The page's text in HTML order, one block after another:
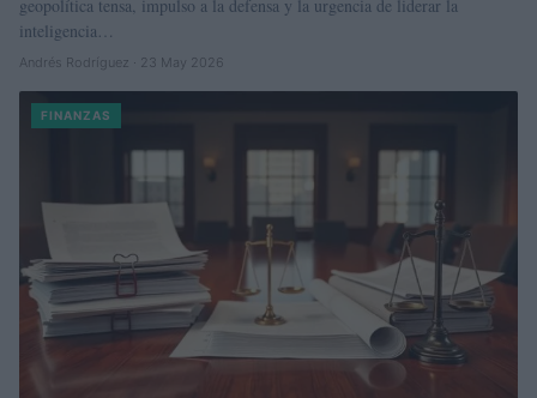
geopolítica tensa, impulso a la defensa y la urgencia de liderar la
inteligencia…
Andrés Rodríguez · 23 May 2026
FINANZAS